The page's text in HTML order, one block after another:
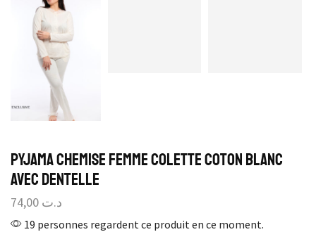
Pyjama Chemise Femme Colette Coton Blanc
Avec Dentelle
د.ت
19 personnes regardent ce produit en ce moment.